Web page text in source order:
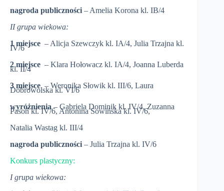
nagroda publiczności – Amelia Korona kl. IB/4
II grupa wiekowa:
1 miejsce – Alicja Szewczyk kl. IA/4, Julia Trzajna kl.
IV/6
2 miejsce – Klara Hołowacz kl. IA/4, Joanna Luberda
kl. II/4
3 miejsce – Weronika Słowik kl. III/6, Laura
Dobrowolska kl. VI/6
wyróżnienia– Gabriela Dominik kl. IV/4, Zuzanna
Pasoń kl. IV/6, Antonina Sowińska kl. IV/6,
Natalia Wastag kl. III/4
nagroda publiczności – Julia Trzajna kl. IV/6
Konkurs plastyczny:
I grupa wiekowa: